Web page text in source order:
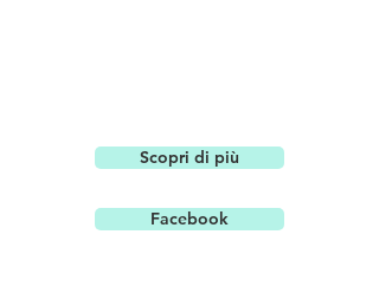
Scopri di più
Facebook